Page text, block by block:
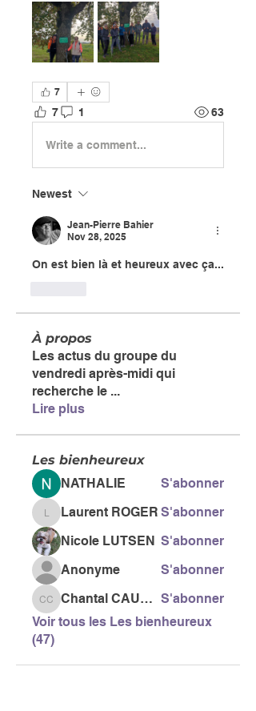
7
7 1 63
Write a comment...
Newest
Jean-Pierre Bahier
Nov 28, 2025
On est bien là et heureux avec ça...
À propos
Les actus du groupe du
vendredi après-midi qui
recherche le ...
Lire plus
Les bienheureux
NATHALIE
S'abonner
Laurent ROGER
Laurent ROGER S'abonner
Nicole LUTSEN S'abonner
Anonyme
S'abonner
Chantal CAUSSE Chantal CAUSSE S'abonner
Voir tous les Les bienheureux
(47)